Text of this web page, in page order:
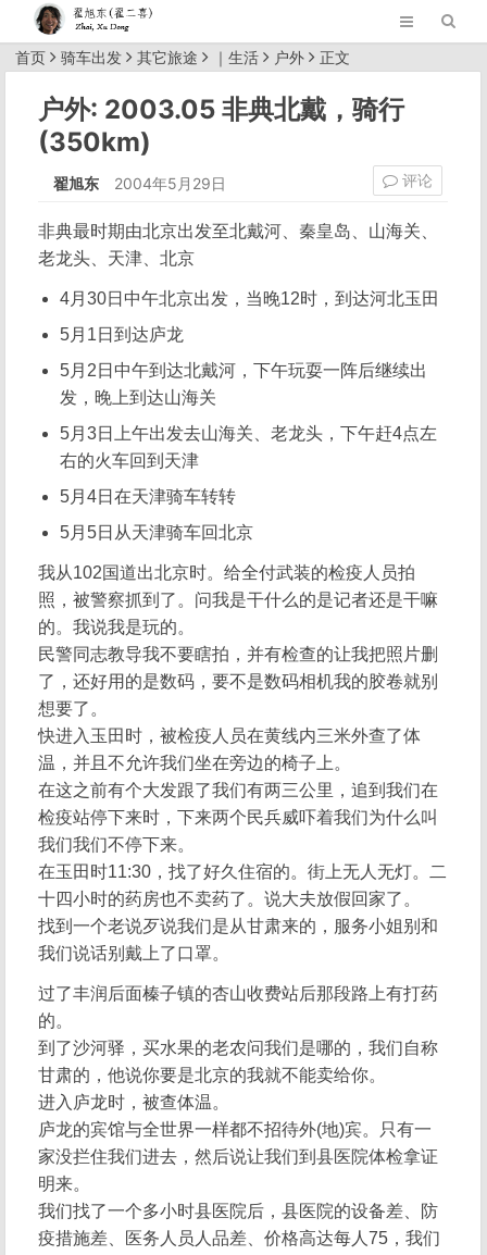
首页 骑车出发 其它旅途 ｜生活 户外 正文
户外: 2003.05 非典北戴，骑行
(350km)
翟旭东 2004年5月29日 评论
非典最时期由北京出发至北戴河、秦皇岛、山海关、
老龙头、天津、北京
4月30日中午北京出发，当晚12时，到达河北玉田
5月1日到达庐龙
5月2日中午到达北戴河，下午玩耍一阵后继续出
发，晚上到达山海关
5月3日上午出发去山海关、老龙头，下午赶4点左
右的火车回到天津
5月4日在天津骑车转转
5月5日从天津骑车回北京
我从102国道出北京时。给全付武装的检疫人员拍
照，被警察抓到了。问我是干什么的是记者还是干嘛
的。我说我是玩的。
民警同志教导我不要瞎拍，并有检查的让我把照片删
了，还好用的是数码，要不是数码相机我的胶卷就别
想要了。
快进入玉田时，被检疫人员在黄线内三米外查了体
温，并且不允许我们坐在旁边的椅子上。
在这之前有个大发跟了我们有两三公里，追到我们在
检疫站停下来时，下来两个民兵威吓着我们为什么叫
我们我们不停下来。
在玉田时11:30，找了好久住宿的。街上无人无灯。二
十四小时的药房也不卖药了。说大夫放假回家了。
找到一个老说歹说我们是从甘肃来的，服务小姐别和
我们说话别戴上了口罩。
过了丰润后面榛子镇的杏山收费站后那段路上有打药
的。
到了沙河驿，买水果的老农问我们是哪的，我们自称
甘肃的，他说你要是北京的我就不能卖给你。
进入庐龙时，被查体温。
庐龙的宾馆与全世界一样都不招待外(地)宾。只有一
家没拦住我们进去，然后说让我们到县医院体检拿证
明来。
我们找了一个多小时县医院后，县医院的设备差、防
疫措施差、医务人员人品差、价格高达每人75，我们